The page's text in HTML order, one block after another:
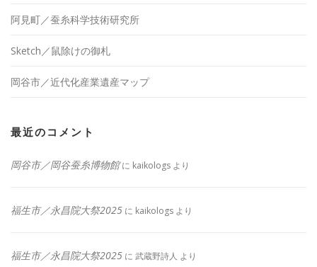
阿見町／蚕糸科学技術研究所
Sketch／鼠除けの御札
岡谷市／近代化産業遺産マップ
最近のコメント
岡谷市／岡谷蚕糸博物館に kaikologs より
福生市／永昌院大祭2025 に kaikologs より
福生市／永昌院大祭2025 に 武蔵野詩人 より